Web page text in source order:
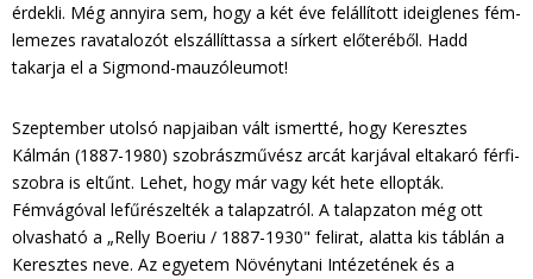
érdekli. Még annyira sem, hogy a két éve felállított ideiglenes fém-
lemezes ravatalozót elszállíttassa a sírkert előteréből. Hadd
takarja el a Sigmond-mauzóleumot!
Szeptember utolsó napjaiban vált ismertté, hogy Keresztes
Kálmán (1887-1980) szobrászművész arcát karjával eltakaró férfi-
szobra is eltűnt. Lehet, hogy már vagy két hete ellopták.
Fémvágóval lefűrészelték a talapzatról. A talapzaton még ott
olvasható a „Relly Boeriu / 1887-1930" felirat, alatta kis táblán a
Keresztes neve. Az egyetem Növénytani Intézetének és a